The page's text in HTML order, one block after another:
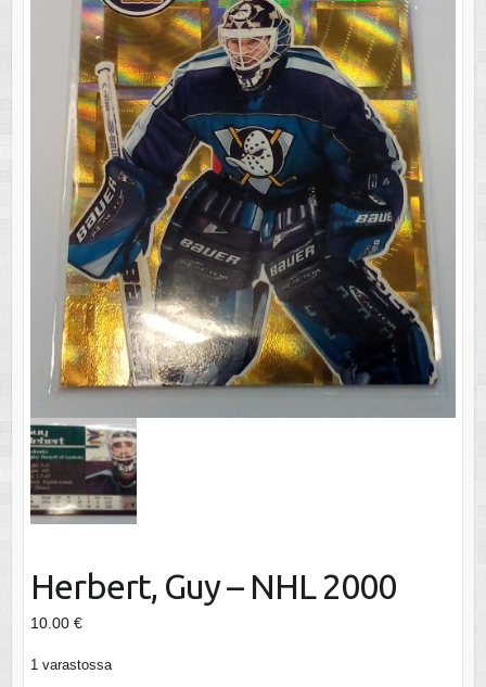
Herbert, Guy – NHL 2000
10.00 €
1 varastossa